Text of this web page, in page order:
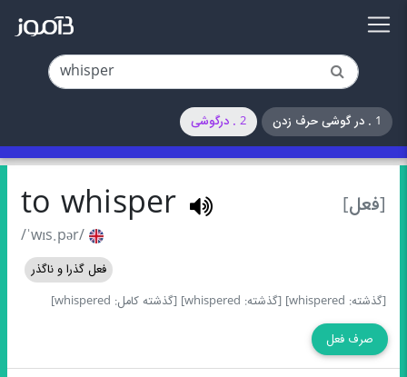
1 . در گوشی حرف زدن 2 . درگوشی
[فعل] to whisper
/ˈwɪs.pər/
فعل گذرا و ناگذر
[گذشته: whispered]
[گذشته: whispered] [گذشته کامل: whispered]
صرف فعل